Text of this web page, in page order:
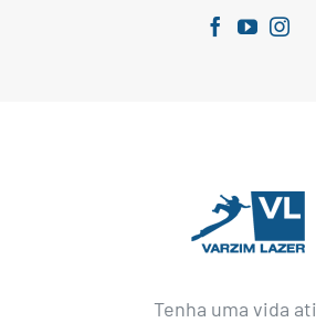
Tenha uma vida